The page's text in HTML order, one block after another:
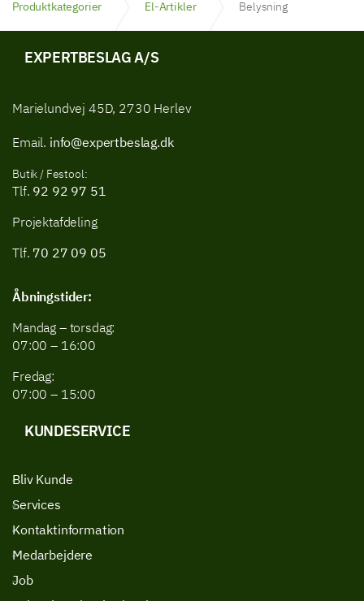
Produktkategorier El-Artikler Belysning
EXPERTBESLAG A/S
Marielundvej 45D, 2730 Herlev
Email. info@expertbeslag.dk
Butik / Festool:
Tlf. 92 92 97 51
Projektafdeling
Tlf. 70 27 09 05
Åbningstider:
Mandag – torsdag:
07:00 – 16:00
Fredag:
07:00 – 15:00
KUNDESERVICE
Bliv Kunde
Services
Kontaktinformation
Medarbejdere
Job